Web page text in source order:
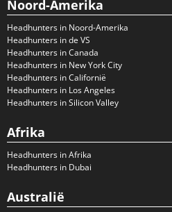
Noord-Amerika
Headhunters in Noord-Amerika
Headhunters in de VS
Headhunters in Canada
Headhunters in New York City
Headhunters in Californië
Headhunters in Los Angeles
Headhunters in Silicon Valley
Afrika
Headhunters in Afrika
Headhunters in Dubai
Australië